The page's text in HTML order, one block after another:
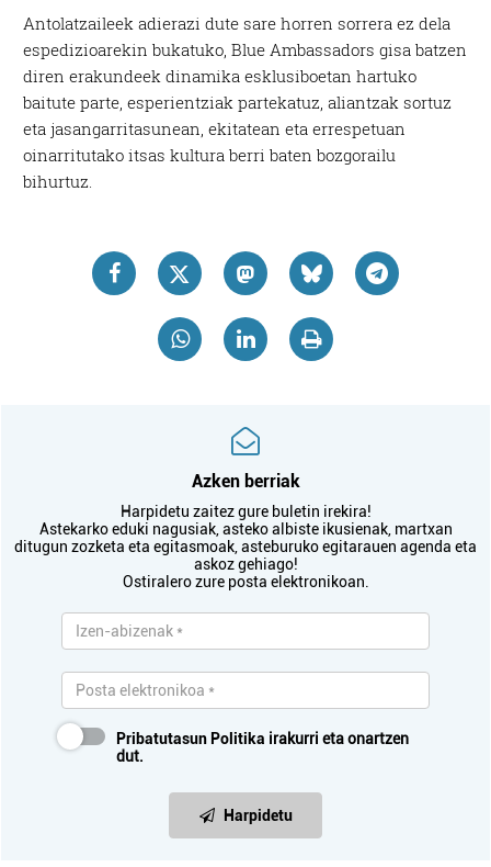
Antolatzaileek adierazi dute sare horren sorrera ez dela
espedizioarekin bukatuko, Blue Ambassadors gisa batzen
diren erakundeek dinamika esklusiboetan hartuko
baitute parte, esperientziak partekatuz, aliantzak sortuz
eta jasangarritasunean, ekitatean eta errespetuan
oinarritutako itsas kultura berri baten bozgorailu
bihurtuz.
Azken berriak
Harpidetu zaitez gure buletin irekira!
Astekarko eduki nagusiak, asteko albiste ikusienak, martxan
ditugun zozketa eta egitasmoak, asteburuko egitarauen agenda eta
askoz gehiago!
Ostiralero zure posta elektronikoan.
Pribatutasun Politika irakurri eta onartzen
dut.
Harpidetu